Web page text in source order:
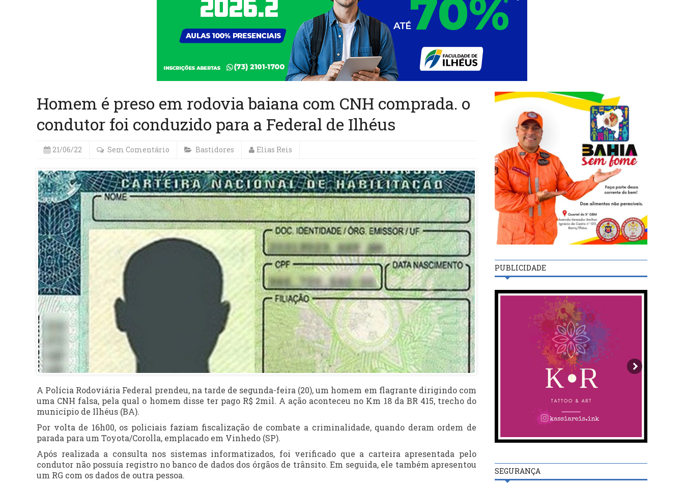
Homem é preso em rodovia baiana com CNH comprada. o
condutor foi conduzido para a Federal de Ilhéus
21/06/22 Sem Comentário Bastidores Elias Reis
A Polícia Rodoviária Federal prendeu, na tarde de segunda-feira (20), um homem em flagrante dirigindo com
uma CNH falsa, pela qual o homem disse ter pago R$ 2mil. A ação aconteceu no Km 18 da BR 415, trecho do
município de Ilhéus (BA).
Por volta de 16h00, os policiais faziam fiscalização de combate a criminalidade, quando deram ordem de
parada para um Toyota/Corolla, emplacado em Vinhedo (SP).
Após realizada a consulta nos sistemas informatizados, foi verificado que a carteira apresentada pelo
condutor não possuía registro no banco de dados dos órgãos de trânsito. Em seguida, ele também apresentou
um RG com os dados de outra pessoa.
PUBLICIDADE
SEGURANÇA